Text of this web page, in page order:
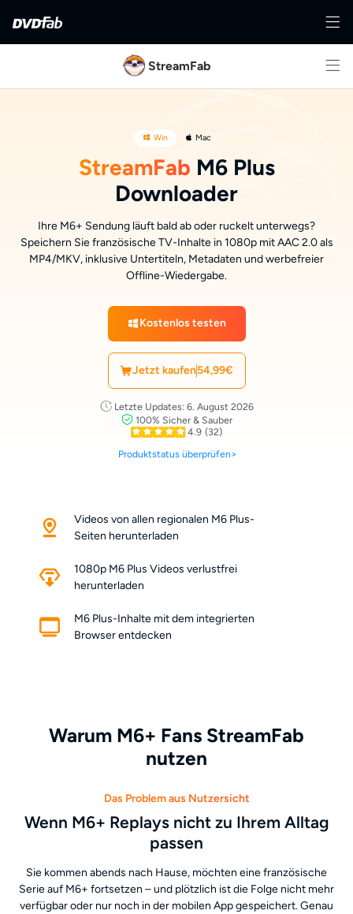
StreamFab
Win Mac
StreamFab M6 Plus
Downloader
Ihre M6+ Sendung läuft bald ab oder ruckelt unterwegs?
Speichern Sie französische TV-Inhalte in 1080p mit AAC 2.0 als
MP4/MKV, inklusive Untertiteln, Metadaten und werbefreier
Offline-Wiedergabe.
Kostenlos testen
Jetzt kaufen54,99€
Letzte Updates: 6. August 2026
100% Sicher & Sauber
4.9 (32)
Produktstatus überprüfen>
Videos von allen regionalen M6 Plus-
Seiten herunterladen
1080p M6 Plus Videos verlustfrei
herunterladen
M6 Plus-Inhalte mit dem integrierten
Browser entdecken
Warum M6+ Fans StreamFab
nutzen
Das Problem aus Nutzersicht
Wenn M6+ Replays nicht zu Ihrem Alltag
passen
Sie kommen abends nach Hause, möchten eine französische
Serie auf M6+ fortsetzen – und plötzlich ist die Folge nicht mehr
verfügbar oder nur noch in der mobilen App gespeichert. Genau